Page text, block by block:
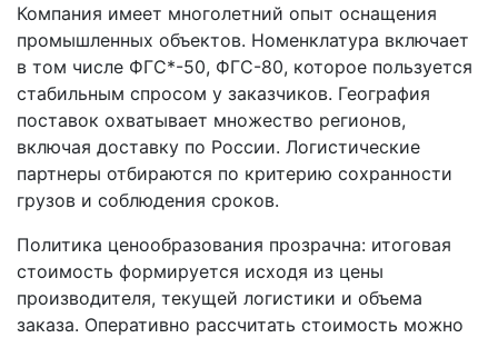
Компания имеет многолетний опыт оснащения
промышленных объектов. Номенклатура включает
в том числе ФГС*-50, ФГС-80, которое пользуется
стабильным спросом у заказчиков. География
поставок охватывает множество регионов,
включая доставку по России. Логистические
партнеры отбираются по критерию сохранности
грузов и соблюдения сроков.
Политика ценообразования прозрачна: итоговая
стоимость формируется исходя из цены
производителя, текущей логистики и объема
заказа. Оперативно рассчитать стоимость можно